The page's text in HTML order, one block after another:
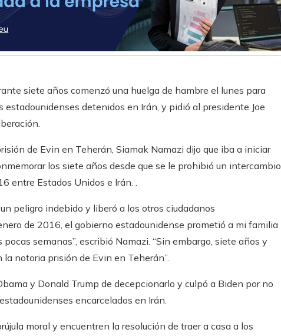
siete años comenzó una huelga de hambre el lunes para
detenidos en Irán, y pidió al presidente Joe
de Evin en Teherán, Siamak Namazi dijo que iba a iniciar
los siete años desde que se le prohibió un intercambio
entre Estados Unidos e Irán. .
peligro indebido y liberó a los otros ciudadanos
de 2016, el gobierno estadounidense prometió a mi familia
semanas”, escribió Namazi. “Sin embargo, siete años y
notoria prisión de Evin en Teherán”.
y Donald Trump de decepcionarlo y culpó a Biden por no
encarcelados en Irán.
moral y encuentren la resolución de traer a casa a los